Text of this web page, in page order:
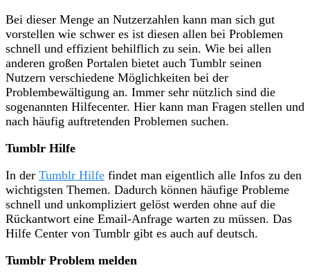
Bei dieser Menge an Nutzerzahlen kann man sich gut
vorstellen wie schwer es ist diesen allen bei Problemen
schnell und effizient behilflich zu sein. Wie bei allen
anderen großen Portalen bietet auch Tumblr seinen
Nutzern verschiedene Möglichkeiten bei der
Problembewältigung an. Immer sehr nützlich sind die
sogenannten Hilfecenter. Hier kann man Fragen stellen und
nach häufig auftretenden Problemen suchen.
Tumblr Hilfe
In der Tumblr Hilfe findet man eigentlich alle Infos zu den
wichtigsten Themen. Dadurch können häufige Probleme
schnell und unkompliziert gelöst werden ohne auf die
Rückantwort eine Email-Anfrage warten zu müssen. Das
Hilfe Center von Tumblr gibt es auch auf deutsch.
Tumblr Problem melden